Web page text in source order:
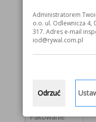
MODEL
Normy
Kolor
Pakowanie
Administratorem
o.o. ul. Odlewnicza 4,
317. Adres e-mail
iod@rywal.com.pl
Odrzuć